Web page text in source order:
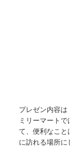
プレゼン内容
ミリーマート
て、便利なこ
に訪れる場所に